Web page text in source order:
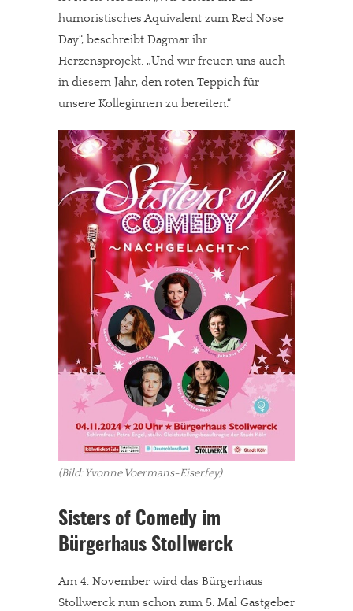
humoristisches Äquivalent zum Red Nose
Day“, beschreibt Dagmar ihr
Herzensprojekt. „Und wir freuen uns auch
in diesem Jahr, den roten Teppich für
unsere Kolleginnen zu bereiten.“
(Bild: Yvonne Voermans-Eiserfey)
Sisters of Comedy im
Bürgerhaus Stollwerck
Am 4. November wird das Bürgerhaus
Stollwerck nun schon zum 5. Mal Gastgeber